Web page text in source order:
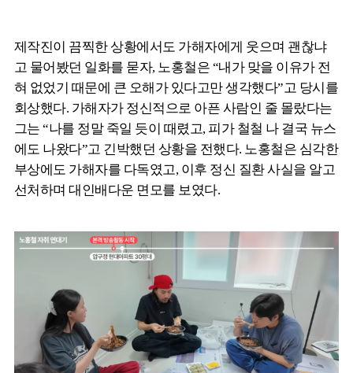
제작진이 끔찍한 상황에서도 가해자에게 웃으며 괜찮냐
고 물어봤던 일화를 묻자, 노홍철은 “내가 맞을 이유가 전
혀 없었기 때문에 큰 오해가 있다고만 생각했다”고 당시를
회상했다. 가해자가 정신적으로 아픈 사람인 줄 몰랐다는
그는 “나를 정말 죽일 듯이 때렸고, 피가 철철 나 결국 뉴스
에도 나왔다”고 긴박했던 상황을 전했다. 노홍철은 심각한
부상에도 가해자를 다독였고, 이후 정신 질환 사실을 알고
선처하며 대인배다운 면모를 보였다.